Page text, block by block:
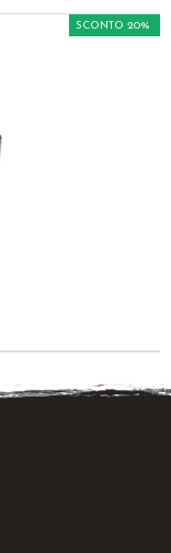
SCONTO 20%